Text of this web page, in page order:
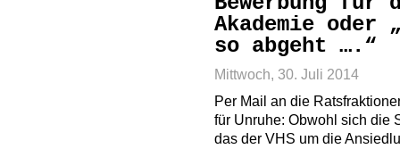
Akademie oder
so abgeht ….“
Mittwoch, 30. Juli 2014
Per Mail an die
für Unruhe: Obwohl sich die
das der VHS um die